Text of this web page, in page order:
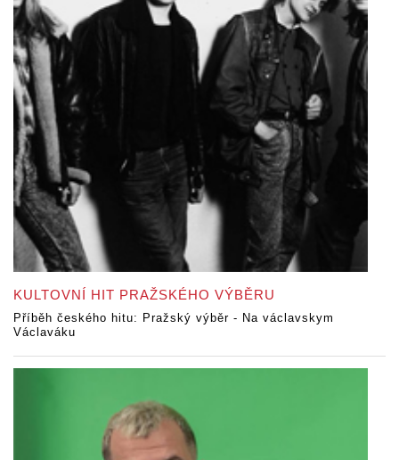
KULTOVNÍ HIT PRAŽSKÉHO VÝBĚRU
Příběh českého hitu: Pražský výběr - Na václavskym
Václaváku